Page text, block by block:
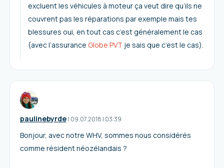
excluent les véhicules à moteur ça veut dire qu’ils ne
couvrent pas les réparations par exemple mais tes
blessures oui, en tout cas c’est généralement le cas
(avec l’assurance Globe PVT je sais que c’est le cas).
paulinebyrde I 09.07.2018 | 03:39
Bonjour, avec notre WHV, sommes nous considérés
comme résident néozélandais ?